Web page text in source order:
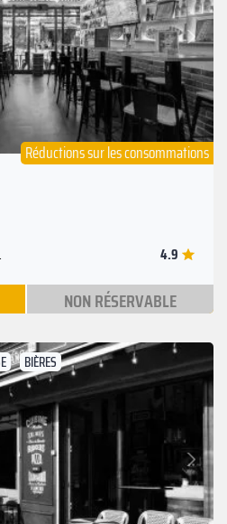
Suivant
Réductions sur les consommations
4.9
NON RÉSERVABLE
BIÈRES
Suivant